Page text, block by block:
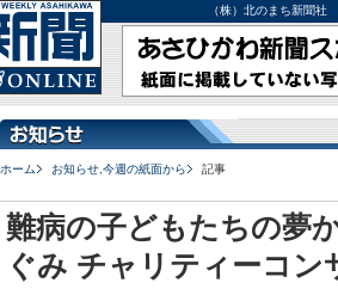
（株）北のまち新聞
ホーム お知らせ 今週の紙面から 記事
難病の子どもたちの夢
ぐみ チャリティーコン